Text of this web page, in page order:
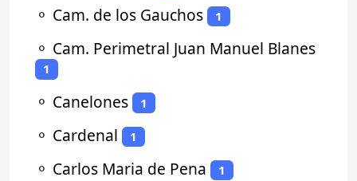
⚬ Cam. de los Gauchos 1
⚬ Cam. Perimetral Juan Manuel Blanes
1
⚬ Canelones 1
⚬ Cardenal 1
⚬ Carlos Maria de Pena 1